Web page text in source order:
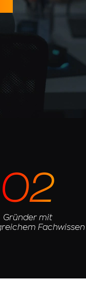
02
Gründer mit
Fachwissen